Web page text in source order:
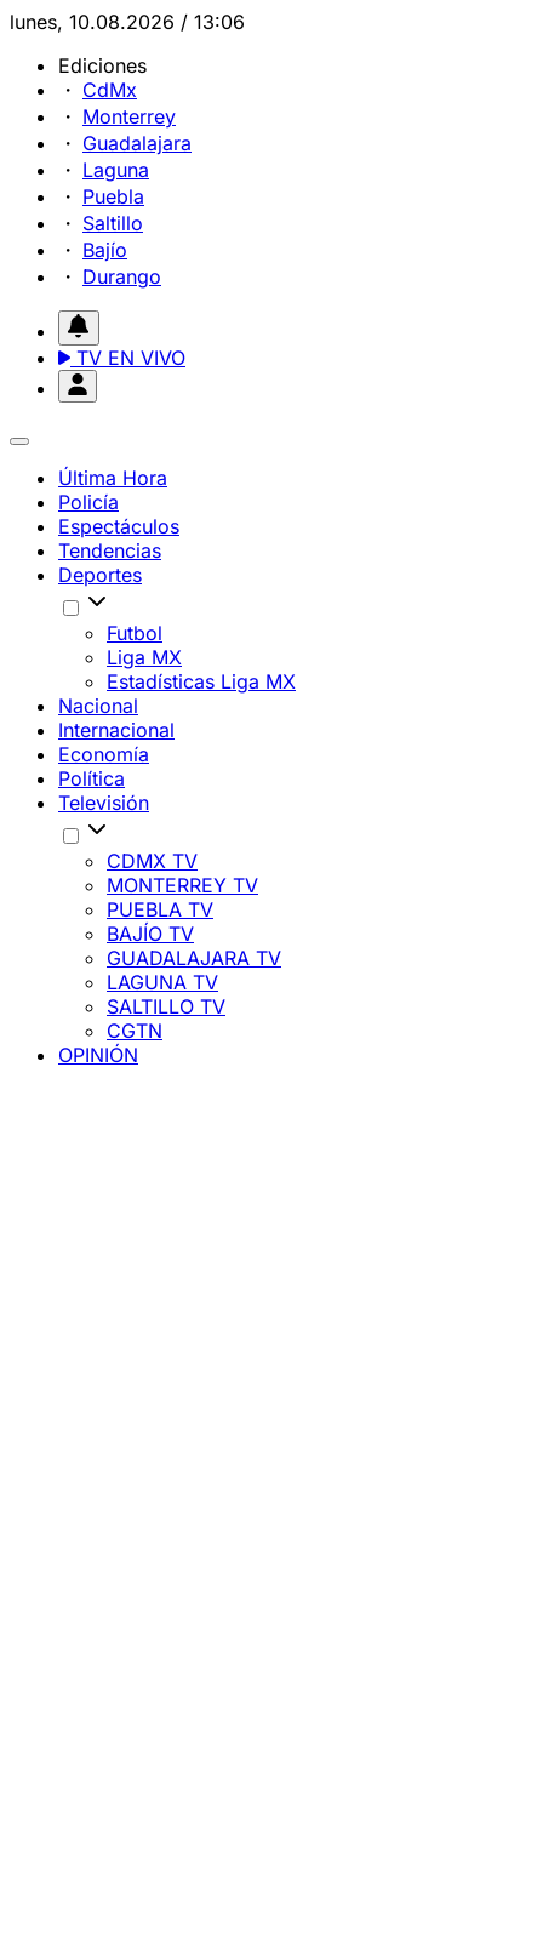
lunes, 10.08.2026 / 13:06
Ediciones
CdMx
Monterrey
Guadalajara
Laguna
Puebla
Saltillo
Bajío
Durango
TV EN VIVO
Última Hora
Policía
Espectáculos
Tendencias
Deportes
Futbol
Liga MX
Estadísticas Liga MX
Nacional
Internacional
Economía
Política
Televisión
CDMX TV
MONTERREY TV
PUEBLA TV
BAJÍO TV
GUADALAJARA TV
LAGUNA TV
SALTILLO TV
CGTN
OPINIÓN